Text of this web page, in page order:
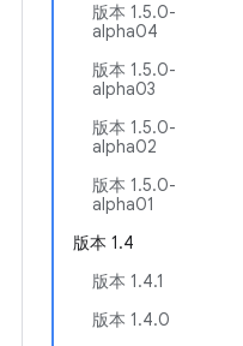
版本 1.5.0-
alpha04
版本 1.5.0-
alpha03
版本 1.5.0-
alpha02
版本 1.5.0-
alpha01
版本 1.4
版本 1.4.1
版本 1.4.0